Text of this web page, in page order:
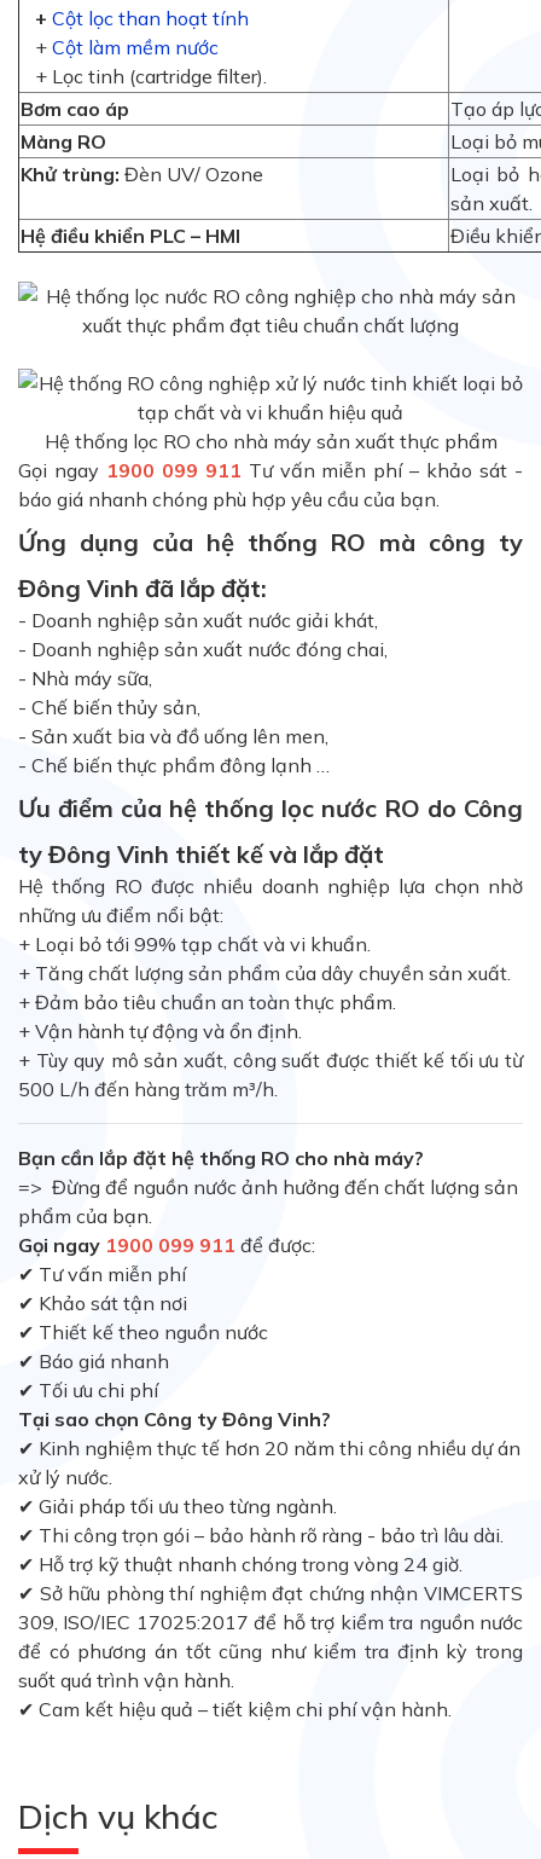
+ Cột lọc than hoạt tính
+ Cột làm mềm nước
+ Lọc tinh (cartridge filter).
Bơm cao áp
Tạo áp
Màng RO
Loại bỏ
Khử trùng: Đèn UV/ Ozone
Loại bỏ
sản xuất.
Hệ điều khiển PLC – HMI
Điều
Hệ thống lọc RO cho nhà máy sản xuất thực phẩm
Gọi ngay 1900 099 911 Tư vấn miễn phí – khảo sát -
báo giá nhanh chóng phù hợp yêu cầu của bạn.
Ứng dụng của hệ thống RO mà công ty
Đông Vinh đã lắp đặt:
- Doanh nghiệp sản xuất nước giải khát,
- Doanh nghiệp sản xuất nước đóng chai,
- Nhà máy sữa,
- Chế biến thủy sản,
- Sản xuất bia và đồ uống lên men,
- Chế biến thực phẩm đông lạnh …
Ưu điểm của hệ thống lọc nước RO do Công
ty Đông Vinh thiết kế và lắp đặt
Hệ thống RO được nhiều doanh nghiệp lựa chọn nhờ
những ưu điểm nổi bật:
+ Loại bỏ tới 99% tạp chất và vi khuẩn.
+ Tăng chất lượng sản phẩm của dây chuyền sản xuất.
+ Đảm bảo tiêu chuẩn an toàn thực phẩm.
+ Vận hành tự động và ổn định.
+ Tùy quy mô sản xuất, công suất được thiết kế tối ưu từ
500 L/h đến hàng trăm m³/h.
Bạn cần lắp đặt hệ thống RO cho nhà máy?
=> Đừng để nguồn nước ảnh hưởng đến chất lượng sản
phẩm của bạn.
Gọi ngay 1900 099 911 để được:
✔ Tư vấn miễn phí
✔ Khảo sát tận nơi
✔ Thiết kế theo nguồn nước
✔ Báo giá nhanh
✔ Tối ưu chi phí
Tại sao chọn Công ty Đông Vinh?
✔ Kinh nghiệm thực tế hơn 20 năm thi công nhiều dự án
xử lý nước.
✔ Giải pháp tối ưu theo từng ngành.
✔ Thi công trọn gói – bảo hành rõ ràng - bảo trì lâu dài.
✔ Hỗ trợ kỹ thuật nhanh chóng trong vòng 24 giờ.
✔ Sở hữu phòng thí nghiệm đạt chứng nhận VIMCERTS
309, ISO/IEC 17025:2017 để hỗ trợ kiểm tra nguồn nước
để có phương án tốt cũng như kiểm tra định kỳ trong
suốt quá trình vận hành.
✔ Cam kết hiệu quả – tiết kiệm chi phí vận hành.
Dịch vụ khác